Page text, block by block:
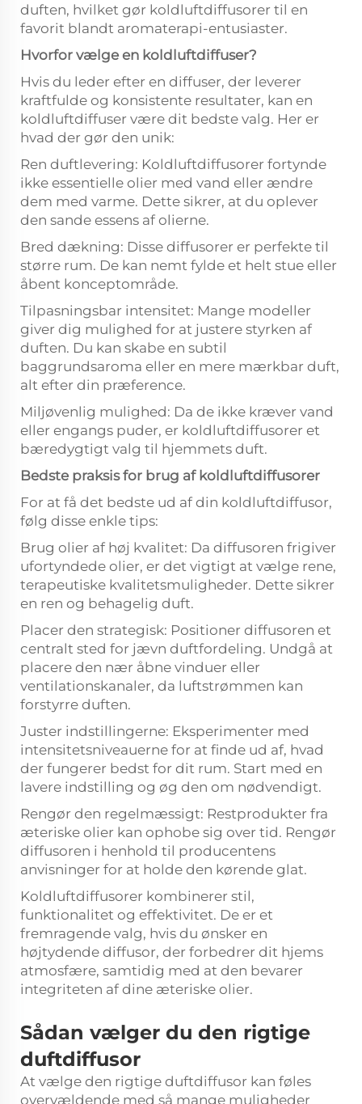
duften, hvilket gør koldluftdiffusorer til en
favorit blandt aromaterapi-entusiaster.
Hvorfor vælge en koldluftdiffuser?
Hvis du leder efter en diffuser, der leverer
kraftfulde og konsistente resultater, kan en
koldluftdiffuser være dit bedste valg. Her er
hvad der gør den unik:
Ren duftlevering: Koldluftdiffusorer fortynde
ikke essentielle olier med vand eller ændre
dem med varme. Dette sikrer, at du oplever
den sande essens af olierne.
Bred dækning: Disse diffusorer er perfekte til
større rum. De kan nemt fylde et helt stue eller
åbent konceptområde.
Tilpasningsbar intensitet: Mange modeller
giver dig mulighed for at justere styrken af
duften. Du kan skabe en subtil
baggrundsaroma eller en mere mærkbar duft,
alt efter din præference.
Miljøvenlig mulighed: Da de ikke kræver vand
eller engangs puder, er koldluftdiffusorer et
bæredygtigt valg til hjemmets duft.
Bedste praksis for brug af koldluftdiffusorer
For at få det bedste ud af din koldluftdiffusor,
følg disse enkle tips:
Brug olier af høj kvalitet: Da diffusoren frigiver
ufortyndede olier, er det vigtigt at vælge rene,
terapeutiske kvalitetsmuligheder. Dette sikrer
en ren og behagelig duft.
Placer den strategisk: Positioner diffusoren et
centralt sted for jævn duftfordeling. Undgå at
placere den nær åbne vinduer eller
ventilationskanaler, da luftstrømmen kan
forstyrre duften.
Juster indstillingerne: Eksperimenter med
intensitetsniveauerne for at finde ud af, hvad
der fungerer bedst for dit rum. Start med en
lavere indstilling og øg den om nødvendigt.
Rengør den regelmæssigt: Restprodukter fra
æteriske olier kan ophobe sig over tid. Rengør
diffusoren i henhold til producentens
anvisninger for at holde den kørende glat.
Koldluftdiffusorer kombinerer stil,
funktionalitet og effektivitet. De er et
fremragende valg, hvis du ønsker en
højtydende diffusor, der forbedrer dit hjems
atmosfære, samtidig med at den bevarer
integriteten af dine æteriske olier.
Sådan vælger du den rigtige
duftdiffusor
At vælge den rigtige duftdiffusor kan føles
overvældende med så mange muligheder